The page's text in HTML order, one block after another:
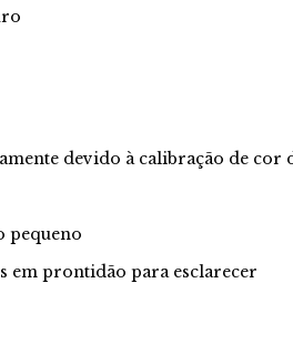
devido à calibração de
pequeno
em prontidão para esclarecer